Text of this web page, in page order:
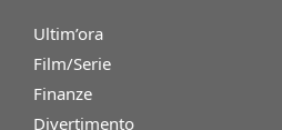
Ultim’ora
Film/Serie
Finanze
Divertimento